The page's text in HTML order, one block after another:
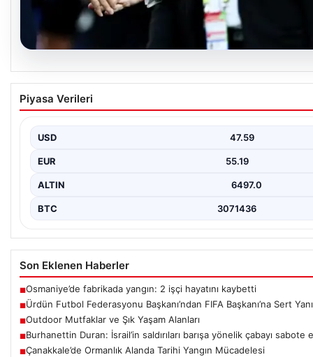
04.08.2026
Ürdün Futbol Federasyonu Başkanı’ndan FIFA
‘Şantajdan Başka Bir Şey Değil’
kararlar…
Piyasa Verileri
USD 47.59
EUR 55.19
ALTIN 6497.0
BTC 3071436
Son Eklenen Haberler
■Osmaniye’de fabrikada yangın: 2 işçi hayatını kaybetti
■Ürdün Futbol Federasyonu Başkanı’ndan FIFA Başkanı’na Sert
■Outdoor Mutfaklar ve Şık Yaşam Alanları
■Burhanettin Duran: İsrail’in saldırıları barışa yönelik çabayı sabote
■Çanakkale’de Ormanlık Alanda Tarihi Yangın Mücadelesi